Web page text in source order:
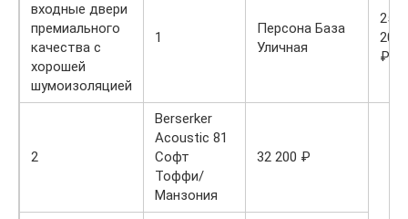
входные двери
премиального
качества с
хорошей
шумоизоляцией
1
Персона База
Уличная
25
200
₽
2
Berserker
Acoustic 81
Софт
Тоффи/
Манзония
32 200 ₽